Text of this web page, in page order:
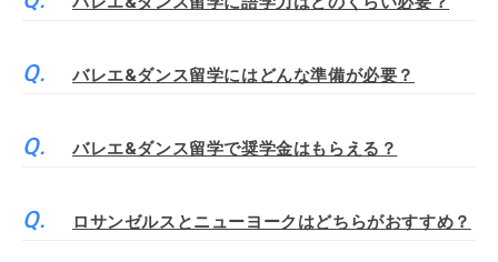
バレエ&ダンス留学にはどんな準備が必要？
バレエ&ダンス留学で奨学金はもらえる？
ロサンゼルスとニューヨークはどちらがおすすめ？